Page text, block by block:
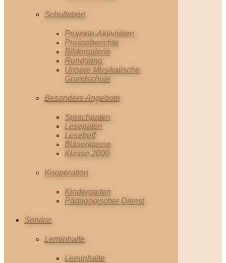
Schulleben
Projekte-Aktivitäten
Presseberichte
Bildergalerie
Rundgang
Unsere Musikalische
Grundschule
Besondere Angebote
Sprachpaten
Lesepaten
Lesetreff
Bläserklasse
Klasse 2000
Kooperation
Kindergarten
Pädagogischer Dienst
Service
Lerninhalte
Lerninhalte